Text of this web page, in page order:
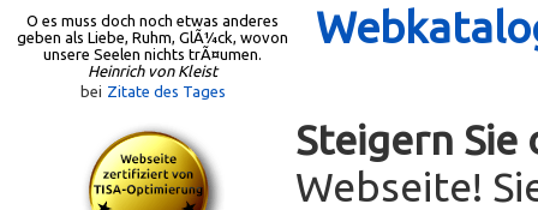
O es muss doch noch etwas anderes
geben als Liebe, Ruhm, GlÃ¼ck, wovon
unsere Seelen nichts trÃ¤umen.
Heinrich von Kleist
bei Zitate des Tages
Steigern Sie
Webseite!